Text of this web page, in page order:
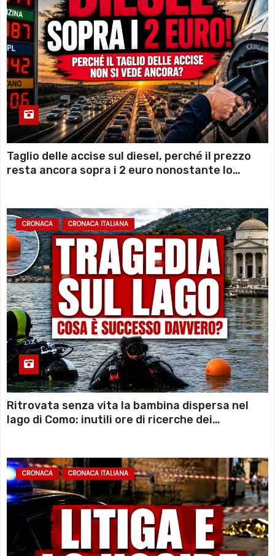
Taglio delle accise sul diesel, perché il prezzo
resta ancora sopra i 2 euro nonostante lo
CRONACA CRONACA ITALIANA
Ritrovata senza vita la bambina dispersa nel
lago di Como: inutili ore di ricerche dei
CRONACA CRONACA ITALIANA